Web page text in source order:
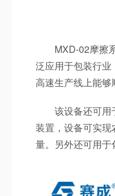
MXD-02摩擦系
泛应用于包装行
高速生产线上能
该设备还可用于
装置，设备可实
量。另外还可用